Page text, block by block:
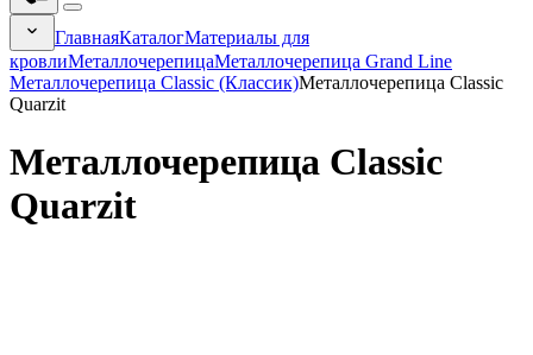
ГлавнаяКаталогМатериалы для
кровлиМеталлочерепицаМеталлочерепица Grand Line
Металлочерепица Classic (Классик)Металлочерепица Classic
Quarzit
Металлочерепица Classic
Quarzit